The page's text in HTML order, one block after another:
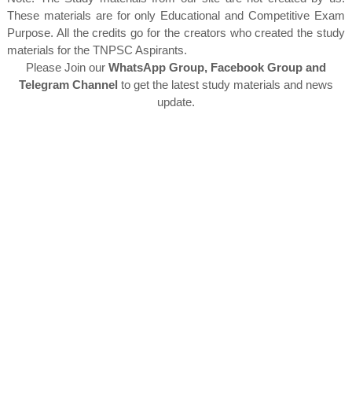
These materials are for only Educational and Competitive Exam
Purpose. All the credits go for the creators who created the study
materials for the TNPSC Aspirants.
Please Join our WhatsApp Group, Facebook Group and
Telegram Channel to get the latest study materials and news
update.